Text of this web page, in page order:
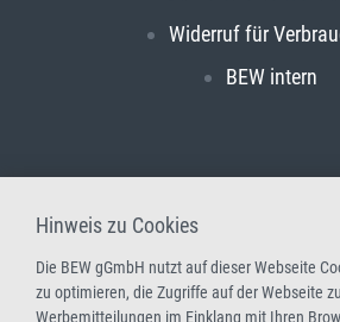
Widerruf für
BEW intern
Hinweis zu Cookies
Die BEW gGmbH nutzt auf dieser Webseite
zu optimieren, die Zugriffe auf der Webseite
Werbemitteilungen im Einklang mit Ihren